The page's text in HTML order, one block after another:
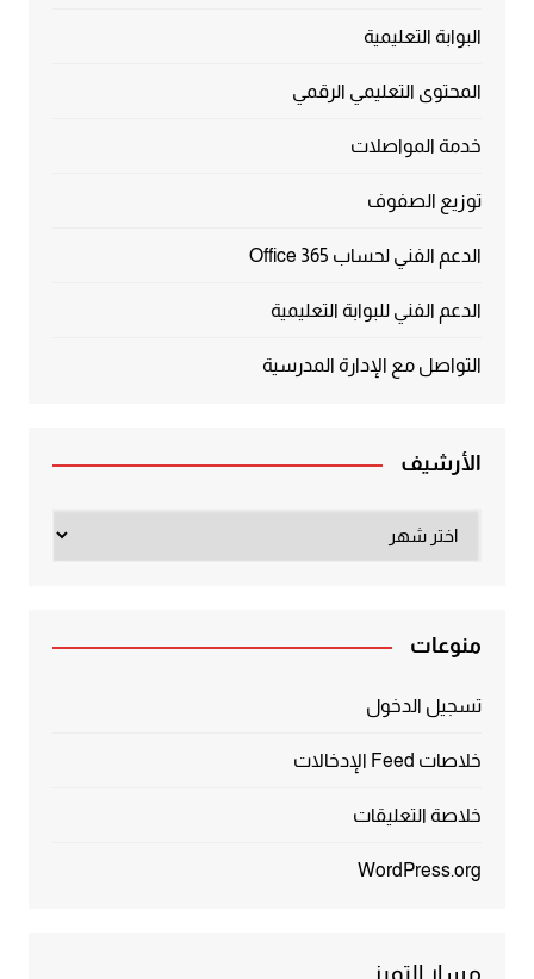
البوابة التعليمية
المحتوى التعليمي الرقمي
خدمة المواصلات
توزيع الصفوف
الدعم الفني لحساب Office 365
الدعم الفني للبوابة التعليمية
التواصل مع الإدارة المدرسية
الأرشيف
منوعات
تسجيل الدخول
خلاصات Feed الإدخالات
خلاصة التعليقات
WordPress.org
مسار التميز